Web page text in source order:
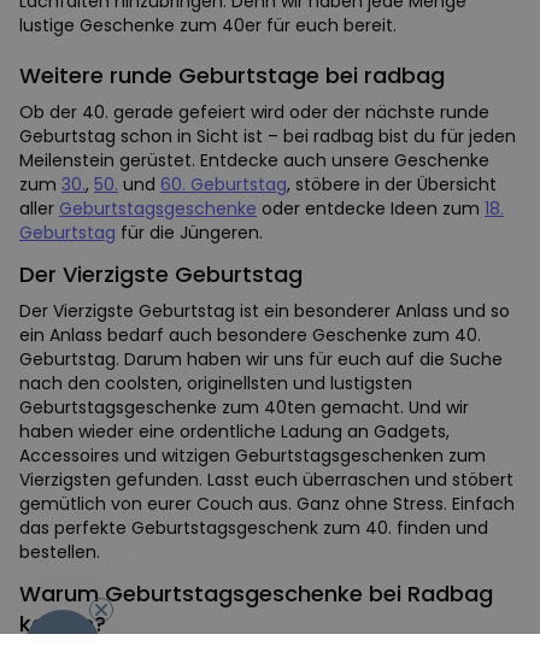
lustige Geschenke zum 40er für euch bereit.
Weitere runde Geburtstage bei radbag
Ob der 40. gerade gefeiert wird oder der nächste runde
Geburtstag schon in Sicht ist – bei radbag bist du für jeden
Meilenstein gerüstet. Entdecke auch unsere Geschenke
zum 30., 50. und 60. Geburtstag, stöbere in der Übersicht
aller Geburtstagsgeschenke oder entdecke Ideen zum 18.
Geburtstag für die Jüngeren.
Der Vierzigste Geburtstag
Der Vierzigste Geburtstag ist ein besonderer Anlass und so
ein Anlass bedarf auch besondere Geschenke zum 40.
Geburtstag. Darum haben wir uns für euch auf die Suche
nach den coolsten, originellsten und lustigsten
Geburtstagsgeschenke zum 40ten gemacht. Und wir
haben wieder eine ordentliche Ladung an Gadgets,
Accessoires und witzigen Geburtstagsgeschenken zum
Vierzigsten gefunden. Lasst euch überraschen und stöbert
gemütlich von eurer Couch aus. Ganz ohne Stress. Einfach
das perfekte Geburtstagsgeschenk zum 40. finden und
bestellen.
Warum Geburtstagsgeschenke bei Radbag
kaufen?